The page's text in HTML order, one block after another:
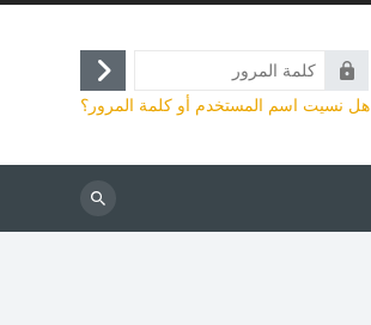
كلمة
المرور
تسجيل
الدخول
هل نسيت اسم المستخدم أو كلمة المرور؟
بحث